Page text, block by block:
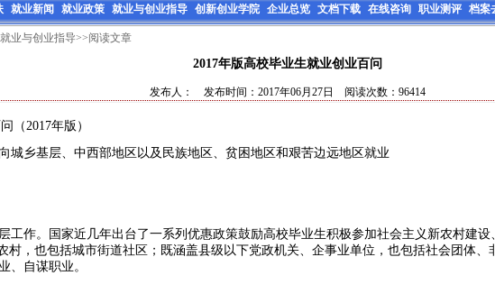
就业新闻 就业政策 就业与创业指导 创新创业学院 企业总览 文档下载 在线咨询 职业测评 档案
就业与创业指导>>阅读文章
2017年版高校毕业生就业创业百问
发布人： 发布时间：2017年06月27日 阅读次数：96414
（2017年版）
城乡基层、中西部地区以及民族地区、贫困地区和艰苦边远地区就业
工作。国家近几年出台了一系列优惠政策鼓励高校毕业生积极参加社会主义新农村建
村，也包括城市街道社区；既涵盖县级以下党政机关、企事业单位，也包括社会团体
、自谋职业。